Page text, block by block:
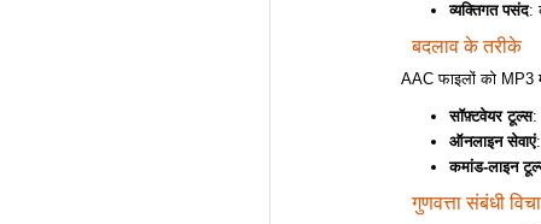
व्यक्तिगत पसंद:
बदलाव के तरीके
AAC फाइलों को
सॉफ़्टवेयर टूल्स:
ऑनलाइन सेवाएं
कमांड-लाइन
गुणवत्ता संबंधी